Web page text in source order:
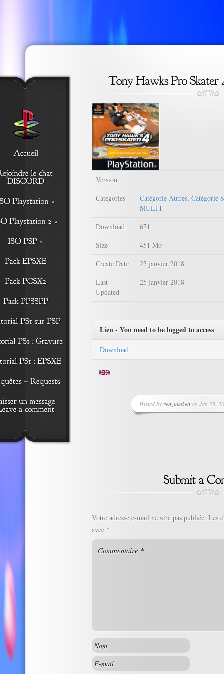
Version
Categories
Catégorie Autres, Catégorie
MULTI
Download
671
Size
451 Mo
Create Date
25 janvier 2018
Last
Updated
25 janvier 2018
Lien - You need to be logged to access
Download
Posted by renzukokenon Jan 25,
Votre adresse e-mail ne sera pas publiée. Les
avec *